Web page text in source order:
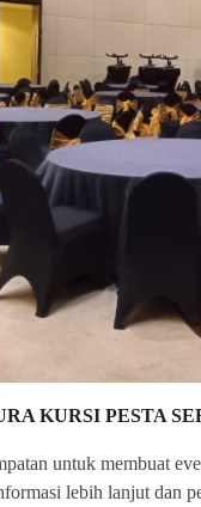
KURSI PESTA
untuk membuat
lebih lanjut dan